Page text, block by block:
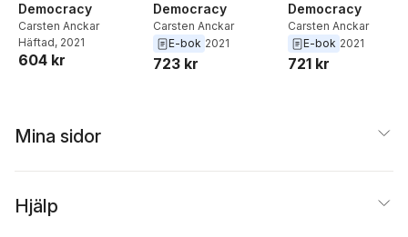
Democracy
Carsten Anckar
Häftad, 2021
604 kr
Democracy
Carsten Anckar
E-bok 2021
723 kr
Democracy
Carsten Anckar
E-bok 2021
721 kr
Mina sidor
Hjälp